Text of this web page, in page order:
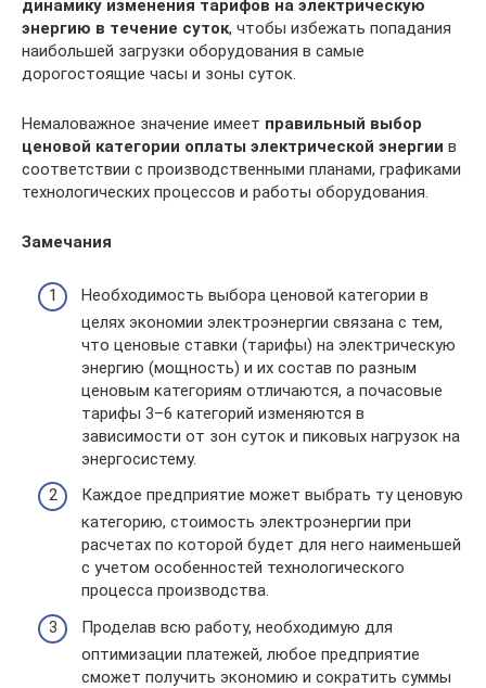
динамику изменения тарифов на электрическую
энергию в течение суток, чтобы избежать попадания
наибольшей загрузки оборудования в самые
дорогостоящие часы и зоны суток.
Немаловажное значение имеет правильный выбор
ценовой категории оплаты электрической энергии в
соответствии с производственными планами, графиками
технологических процессов и работы оборудования.
Замечания
Необходимость выбора ценовой категории в
целях экономии электроэнергии связана с тем,
что ценовые ставки (тарифы) на электрическую
энергию (мощность) и их состав по разным
ценовым категориям отличаются, а почасовые
тарифы 3–6 категорий изменяются в
зависимости от зон суток и пиковых нагрузок на
энергосистему.
Каждое предприятие может выбрать ту ценовую
категорию, стоимость электроэнергии при
расчетах по которой будет для него наименьшей
с учетом особенностей технологического
процесса производства.
Проделав всю работу, необходимую для
оптимизации платежей, любое предприятие
сможет получить экономию и сократить суммы